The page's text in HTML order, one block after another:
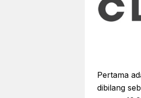
Pertama
dibilang